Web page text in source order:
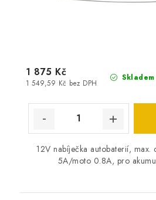
Skladem
1 549,59 Kč bez DPH
1 875 Kč
12V nabíječka autobaterií,
5A/moto 0.8A, pro